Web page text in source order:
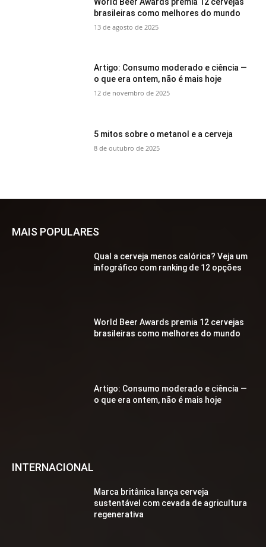
brasileiras como melhores do mundo
13 de agosto de 2025
Artigo: Consumo moderado e ciência —
o que era ontem, não é mais hoje
12 de novembro de 2025
5 mitos sobre o metanol e a cerveja
8 de outubro de 2025
MAIS POPULARES
Qual a cerveja menos calórica? Veja um
infográfico com ranking de 12 opções
World Beer Awards premia 12 cervejas
brasileiras como melhores do mundo
Artigo: Consumo moderado e ciência —
o que era ontem, não é mais hoje
INTERNACIONAL
Marca britânica lança cerveja
sustentável com cevada de agricultura
regenerativa